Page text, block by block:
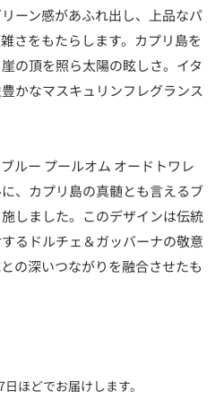
ーン感があふれ出し、上品なパ
さをもたらします。カプリ島を
の頂を照ら太陽の眩しさ。イタ
かなマスキュリンフレグランス
ルー プールオム オードトワレ
、カプリ島の真髄とも言えるブ
しました。このデザインは伝統
るドルチェ＆ガッバーナの敬意
の深いつながりを融合させたも
ほどでお届けします。